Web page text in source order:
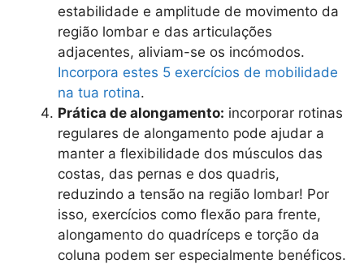
estabilidade e amplitude de movimento da
região lombar e das articulações
adjacentes, aliviam-se os incómodos.
Incorpora estes 5 exercícios de mobilidade
na tua rotina.
Prática de alongamento: incorporar rotinas
regulares de alongamento pode ajudar a
manter a flexibilidade dos músculos das
costas, das pernas e dos quadris,
reduzindo a tensão na região lombar! Por
isso, exercícios como flexão para frente,
alongamento do quadríceps e torção da
coluna podem ser especialmente benéficos.